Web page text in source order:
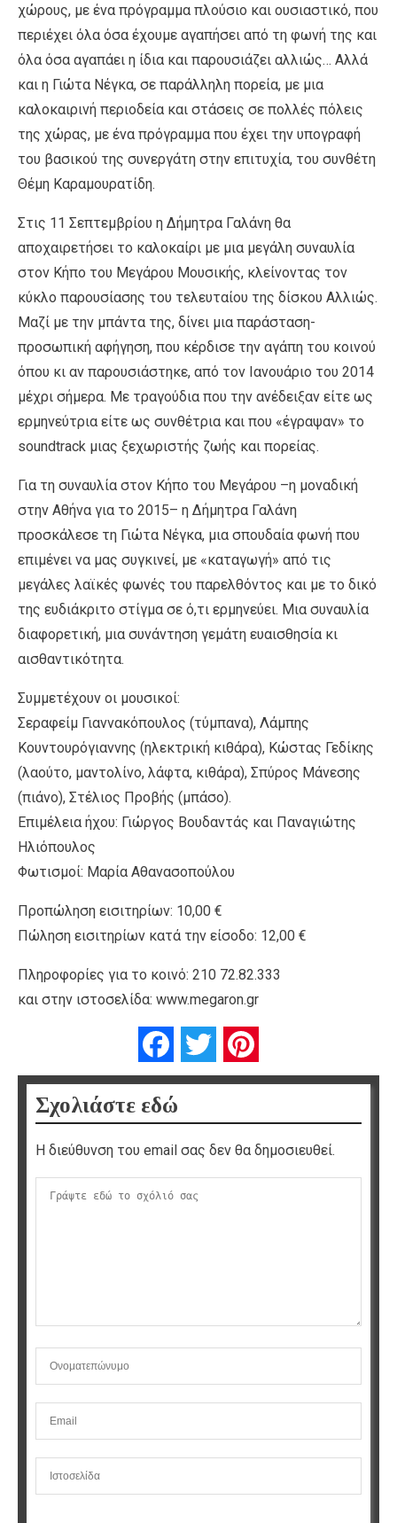
χώρους, με ένα πρόγραμμα πλούσιο και ουσιαστικό, που
περιέχει όλα όσα έχουμε αγαπήσει από τη φωνή της και
όλα όσα αγαπάει η ίδια και παρουσιάζει αλλιώς… Αλλά
και η Γιώτα Νέγκα, σε παράλληλη πορεία, με μια
καλοκαιρινή περιοδεία και στάσεις σε πολλές πόλεις
της χώρας, με ένα πρόγραμμα που έχει την υπογραφή
του βασικού της συνεργάτη στην επιτυχία, του συνθέτη
Θέμη Καραμουρατίδη.
Στις 11 Σεπτεμβρίου η Δήμητρα Γαλάνη θα
αποχαιρετήσει το καλοκαίρι με μια μεγάλη συναυλία
στον Κήπο του Μεγάρου Μουσικής, κλείνοντας τον
κύκλο παρουσίασης του τελευταίου της δίσκου Αλλιώς.
Μαζί με την μπάντα της, δίνει μια παράσταση-
προσωπική αφήγηση, που κέρδισε την αγάπη του κοινού
όπου κι αν παρουσιάστηκε, από τον Ιανουάριο του 2014
μέχρι σήμερα. Με τραγούδια που την ανέδειξαν είτε ως
ερμηνεύτρια είτε ως συνθέτρια και που «έγραψαν» το
soundtrack μιας ξεχωριστής ζωής και πορείας.
Για τη συναυλία στον Κήπο του Μεγάρου –η μοναδική
στην Αθήνα για το 2015– η Δήμητρα Γαλάνη
προσκάλεσε τη Γιώτα Νέγκα, μια σπουδαία φωνή που
επιμένει να μας συγκινεί, με «καταγωγή» από τις
μεγάλες λαϊκές φωνές του παρελθόντος και με το δικό
της ευδιάκριτο στίγμα σε ό,τι ερμηνεύει. Μια συναυλία
διαφορετική, μια συνάντηση γεμάτη ευαισθησία κι
αισθαντικότητα.
Συμμετέχουν οι μουσικοί:
Σεραφείμ Γιαννακόπουλος (τύμπανα), Λάμπης
Κουντουρόγιαννης (ηλεκτρική κιθάρα), Kώστας Γεδίκης
(λαούτο, μαντολίνο, λάφτα, κιθάρα), Σπύρος Μάνεσης
(πιάνο), Στέλιος Προβής (μπάσο).
Επιμέλεια ήχου: Γιώργος Βουδαντάς και Παναγιώτης
Ηλιόπουλος
Φωτισμοί: Μαρία Αθανασοπούλου
Προπώληση εισιτηρίων: 10,00 €
Πώληση εισιτηρίων κατά την είσοδο: 12,00 €
Πληροφορίες για το κοινό: 210 72.82.333
και στην ιστοσελίδα: www.megaron.gr
FacebookTwitter
Σχολιάστε εδώ
Η διεύθυνση του email σας δεν θα δημοσιευθεί.